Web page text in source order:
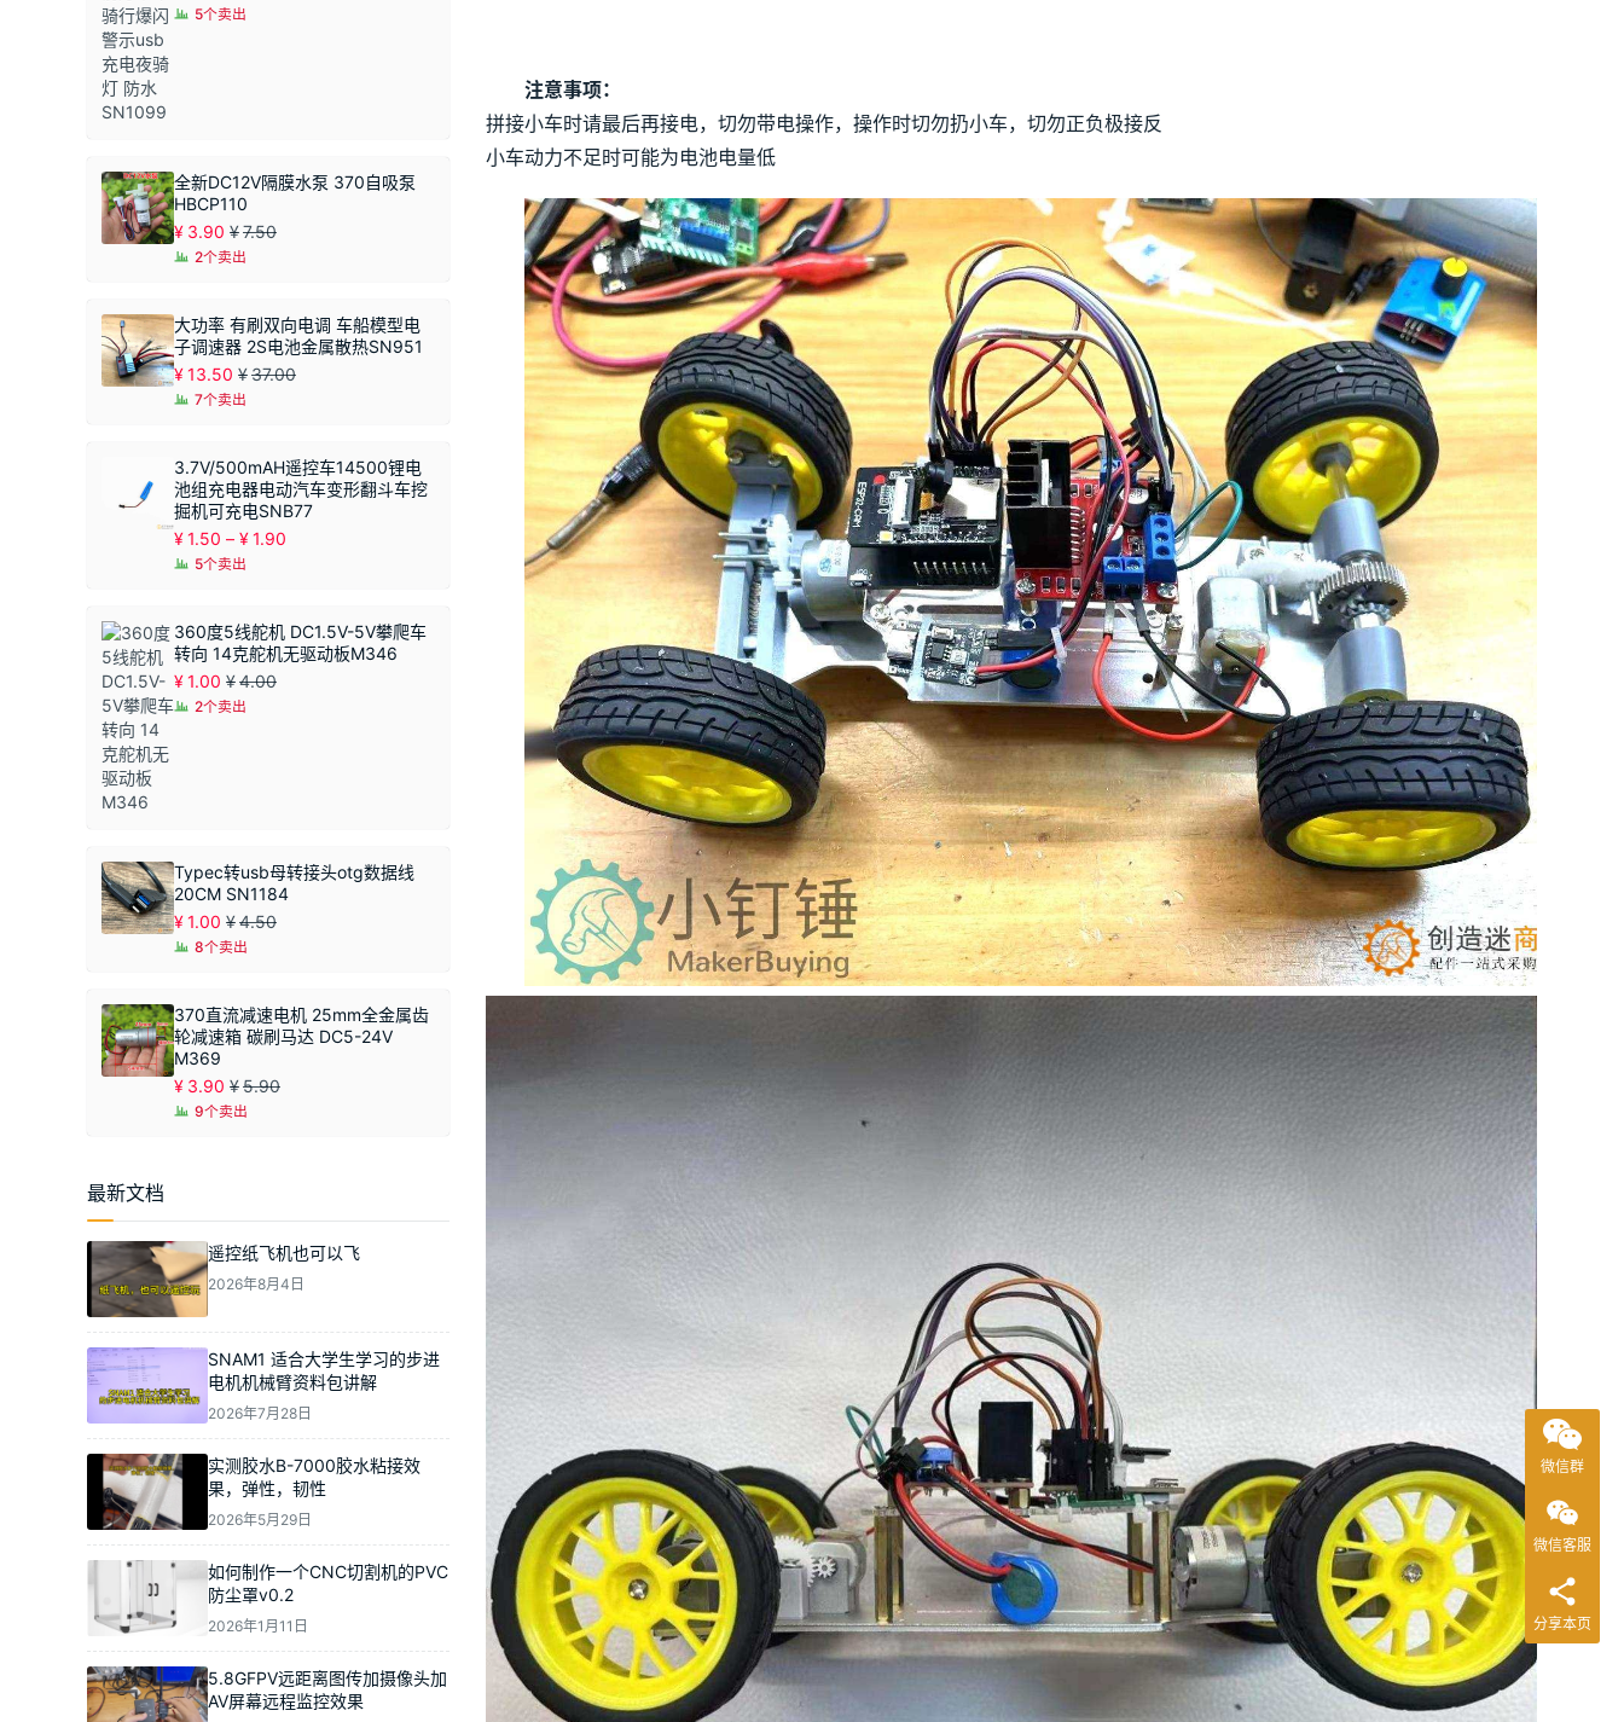
注意事项：
拼接小车时请最后再接电，切勿带电操作，操作时切勿扔小车，切勿正负极接反
小车动力不足时可能为电池电量低
5个卖出
全新DC12V隔膜水泵 370自吸泵
HBCP110
¥ 3.90 ¥7.50
2个卖出
大功率 有刷双向电调 车船模型电
子调速器 2S电池金属散热SN951
¥13.50 ¥37.00
7个卖出
3.7V/500mAH遥控车14500锂电
池组充电器电动汽车变形翻斗车挖
掘机可充电SNB77
¥1.50 – ¥1.90
¥1.50
至
¥1.90
5个卖出
360度5线舵机 DC1.5V-5V攀爬车
转向 14克舵机无驱动板M346
¥1.00 ¥4.00
2个卖出
Typec转usb母转接头otg数据线
20CM SN1184
¥1.00 ¥4.50
8个卖出
370直流减速电机 25mm全金属齿
轮减速箱 碳刷马达 DC5-24V
M369
¥ 3.90 ¥5.90
9个卖出
最新文档
遥控纸飞机也可以飞
2026年8月4日
SNAM1 适合大学生学习的步进
电机机械臂资料包讲解
2026年7月28日
实测胶水B-7000胶水粘接效
果，弹性，韧性
2026年5月29日
如何制作一个CNC切割机的PVC
防尘罩v0.2
2026年1月11日
5.8GFPV远距离图传加摄像头加
AV屏幕远程监控效果
微信群
微信客服
分享本页